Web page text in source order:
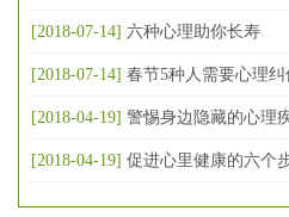
[2018-07-14] 六种心理助你长寿
[2018-07-14] 春节5种人需要心理
[2018-04-19] 警惕身边隐藏的心理
[2018-04-19] 促进心里健康的六个